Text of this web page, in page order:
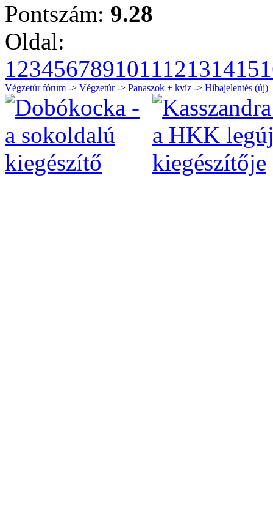
Pontszám: 9.28
Oldal:
123456789101112131415
Végzetúr fórum -> Végzetúr-> Panaszok + kvíz -> Hibajelentés (új)